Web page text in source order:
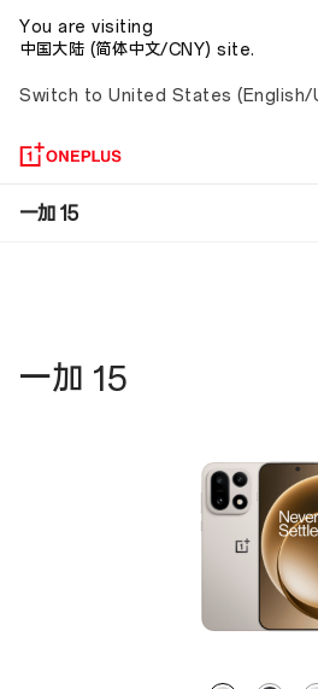
FAQ
You are visiting
中国大陆 (简体中文/CNY) site.
Switch to United States (English/
一加 15
一加 15